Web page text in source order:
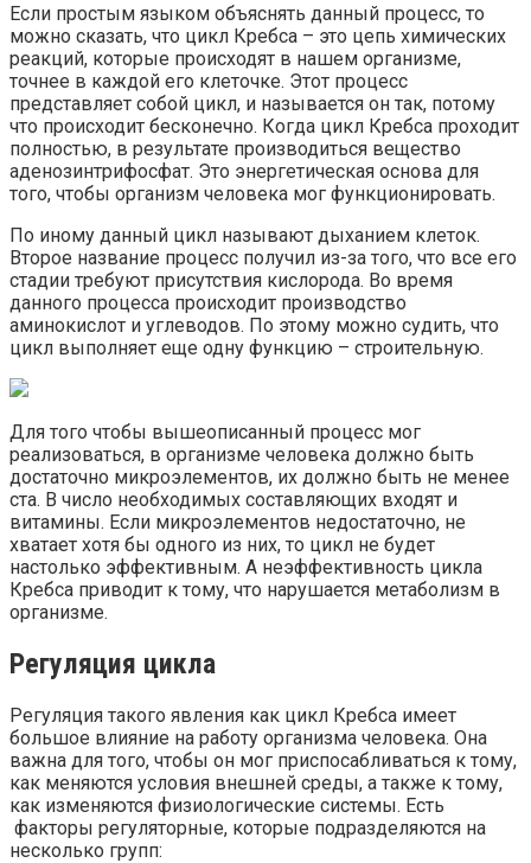
Если простым языком объяснять данный процесс, то
можно сказать, что цикл Кребса – это цепь химических
реакций, которые происходят в нашем организме,
точнее в каждой его клеточке. Этот процесс
представляет собой цикл, и называется он так, потому
что происходит бесконечно. Когда цикл Кребса проходит
полностью, в результате производиться вещество
аденозинтрифосфат. Это энергетическая основа для
того, чтобы организм человека мог функционировать.
По иному данный цикл называют дыханием клеток.
Второе название процесс получил из-за того, что все его
стадии требуют присутствия кислорода. Во время
данного процесса происходит производство
аминокислот и углеводов. По этому можно судить, что
цикл выполняет еще одну функцию – строительную.
Для того чтобы вышеописанный процесс мог
реализоваться, в организме человека должно быть
достаточно микроэлементов, их должно быть не менее
ста. В число необходимых составляющих входят и
витамины. Если микроэлементов недостаточно, не
хватает хотя бы одного из них, то цикл не будет
настолько эффективным. А неэффективность цикла
Кребса приводит к тому, что нарушается метаболизм в
организме.
Регуляция цикла
Регуляция такого явления как цикл Кребса имеет
большое влияние на работу организма человека. Она
важна для того, чтобы он мог приспосабливаться к тому,
как меняются условия внешней среды, а также к тому,
как изменяются физиологические системы. Есть
факторы регуляторные, которые подразделяются на
несколько групп: